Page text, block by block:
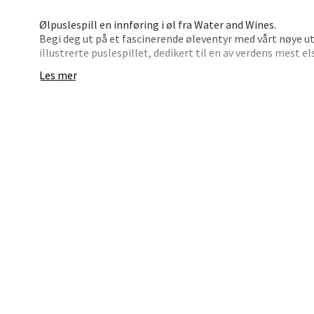
Ølpuslespill en innføring i øl fra Water and Wines.
Begi deg ut på et fascinerende øleventyr med vårt nøye
illustrerte puslespillet, dedikert til en av verdens mest
I tillegg til den fengslende designen, inkluderer esken
Les mer
0 i